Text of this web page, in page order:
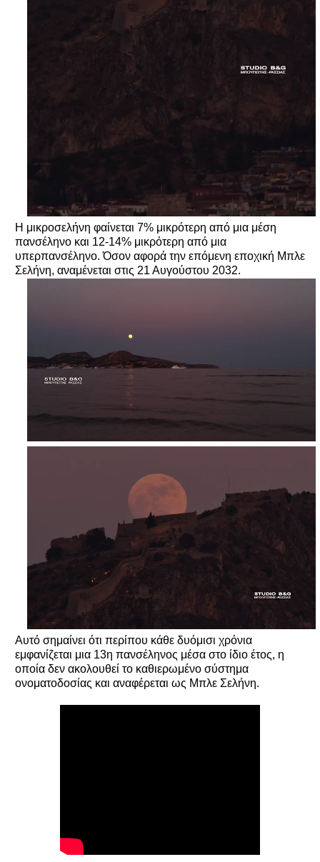
Η μικροσελήνη φαίνεται 7% μικρότερη από μια μέση
πανσέληνο και 12-14% μικρότερη από μια
υπερπανσέληνο. Όσον αφορά την επόμενη εποχική Μπλε
Σελήνη, αναμένεται στις 21 Αυγούστου 2032.
Αυτό σημαίνει ότι περίπου κάθε δυόμισι χρόνια
εμφανίζεται μια 13η πανσέληνος μέσα στο ίδιο έτος, η
οποία δεν ακολουθεί το καθιερωμένο σύστημα
ονοματοδοσίας και αναφέρεται ως Μπλε Σελήνη.